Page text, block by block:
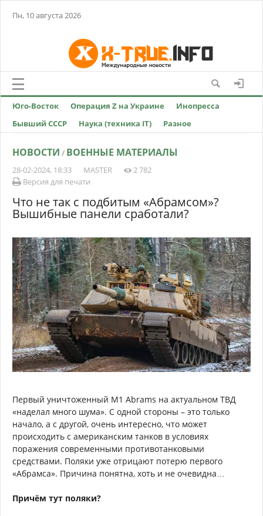
Пн, 10 августа 2026
Юго-Восток Операция Z на Украине
Инопресса
Бывший СССР
Наука (техника IT) Разное
НОВОСТИ / ВОЕННЫЕ МАТЕРИАЛЫ
28-02-2024, 18:33 MASTER
2 782
Версия для печати
Что не так с подбитым «Абрамсом»?
Вышибные панели сработали?
Первый уничтоженный M1 Abrams на актуальном ТВД
«наделал много шума». С одной стороны – это только
начало, а с другой, очень интересно, что может
происходить с американским танков в условиях
поражения современными противотанковыми
средствами. Поляки уже отрицают потерю первого
«Абрамса». Причина понятна, хоть и не очевидна…
Причём тут поляки?